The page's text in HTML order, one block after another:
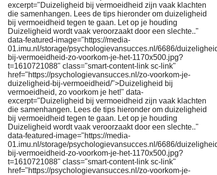
excerpt="Duizeligheid bij vermoeidheid zijn vaak klachten
die samenhangen. Lees de tips hieronder om duizeligheid
bij vermoeidheid tegen te gaan. Let op je houding
Duizeligheid wordt vaak veroorzaakt door een slechte.."
data-featured-image="https://media-
01.imu.nl/storage/psychologievansucces.nl/6686/
bij-vermoeidheid-zo-voorkom-je-het-1170x500.jpg?
t=1610721088" class="smart-content-link sc-link"
href="https://psychologievansucces.nl/zo-voorkom-je-
duizeligheid-bij-vermoeidheid/">Duizeligheid bij
vermoeidheid, zo voorkom je het!" data-
excerpt="Duizeligheid bij vermoeidheid zijn vaak klachten
die samenhangen. Lees de tips hieronder om duizeligheid
bij vermoeidheid tegen te gaan. Let op je houding
Duizeligheid wordt vaak veroorzaakt door een slechte.."
data-featured-image="https://media-
01.imu.nl/storage/psychologievansucces.nl/6686/
bij-vermoeidheid-zo-voorkom-je-het-1170x500.jpg?
t=1610721088" class="smart-content-link sc-link"
href="https://psychologievansucces.nl/zo-voorkom-je-